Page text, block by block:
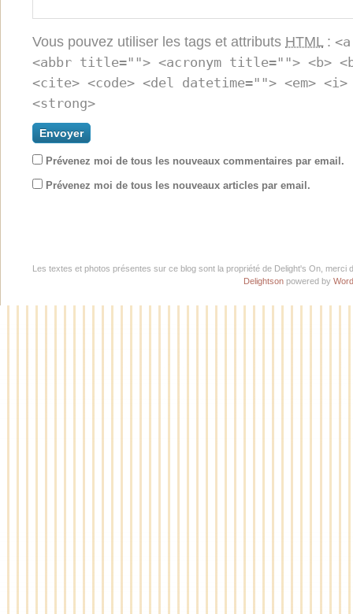
Vous pouvez utiliser les tags et attributs HTML:
<abbr title=""> <acronym title=""> <b>
<cite> <code> <del datetime=""> <em>
<strong>
Prévenez moi de tous les nouveaux commentaires par email.
Prévenez moi de tous les nouveaux articles par email.
Les textes et photos présentes sur ce blog sont la propriété de Delight's On,
Delightson powered by